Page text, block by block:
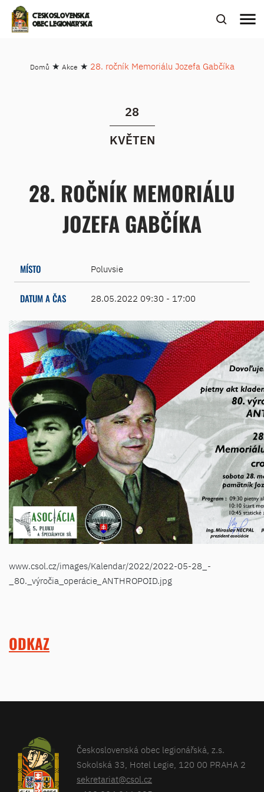
ČESKOSLOVENSKÁ
OBEC LEGIONÁŘSKÁ
menu
Domů ★ Akce ★ 28. ročník Memoriálu Jozefa Gabčíka
28
KVĚTEN
28. ROČNÍK MEMORIÁLU
JOZEFA GABČÍKA
MÍSTO Poluvsie
DATUM A ČAS 28.05.2022 09:30 - 17:00
www.csol.cz/images/Kalendar/2022/2022-05-28_-
_80._výročia_operácie_ANTHROPOID.jpg
ODKAZ
Československá obec legionářská, z.s.
Sokolská 33, Hotel Legie, 120 00 PRAHA 2
sekretariat@csol.cz